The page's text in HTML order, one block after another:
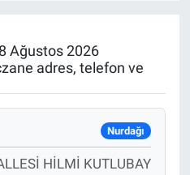
Ağustos 2026
adres, telefon ve
Nurdağı
HİLMİ KUTLUBAY